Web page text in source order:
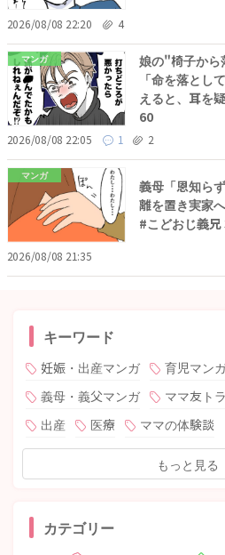
2026/08/08 22:20 4
マンガ
娘の"椅子から
「命を落とし
えると、耳を
60
2026/08/08 22:05 1 2
マンガ
義母「恩知ら
離を置き実家
#こどおじ義兄
2026/08/08 21:35
キーワード
妊娠・出産マンガ 育児マン
義母・義父マンガ
ママ友ト
出産
医療 ママの体験談
もっと見る
カテゴリー